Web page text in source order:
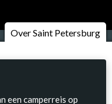
Over Saint Petersburg
een camperreis op